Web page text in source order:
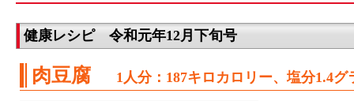
健康レシピ 令和元年12月下旬号
肉豆腐 1人分：187キロカロリー、塩分1.4グ